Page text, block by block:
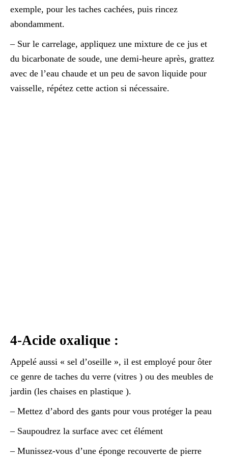
exemple, pour les taches cachées, puis rincez
abondamment.
– Sur le carrelage, appliquez une mixture de ce jus et
du bicarbonate de soude, une demi-heure après, grattez
avec de l’eau chaude et un peu de savon liquide pour
vaisselle, répétez cette action si nécessaire.
4-Acide oxalique :
Appelé aussi « sel d’oseille », il est employé pour ôter
ce genre de taches du verre (vitres ) ou des meubles de
jardin (les chaises en plastique ).
– Mettez d’abord des gants pour vous protéger la peau
– Saupoudrez la surface avec cet élément
– Munissez-vous d’une éponge recouverte de pierre